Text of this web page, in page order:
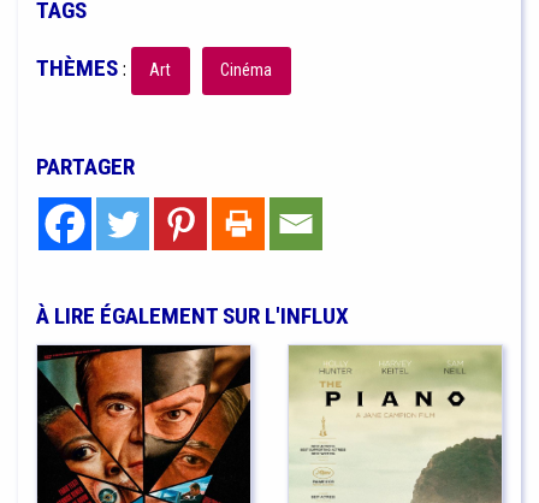
TAGS
THÈMES: Art Cinéma
PARTAGER
À LIRE ÉGALEMENT SUR L'INFLUX